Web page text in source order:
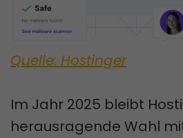
Quelle: Hostinger
Im Jahr 2025 bleibt
herausragende Wahl